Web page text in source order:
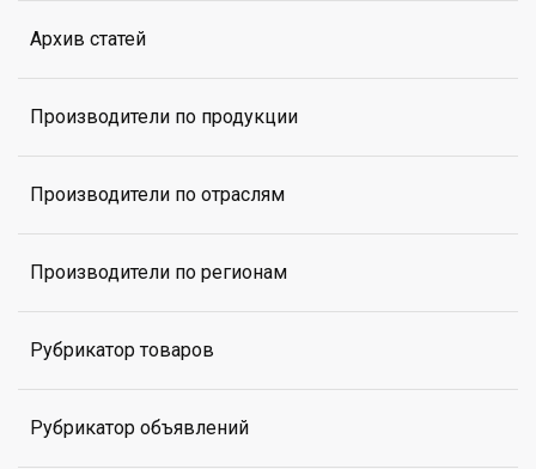
Архив статей
Производители по продукции
Производители по отраслям
Производители по регионам
Рубрикатор товаров
Рубрикатор объявлений